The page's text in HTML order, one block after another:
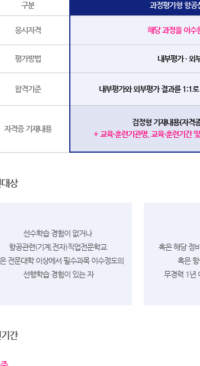
구분 과정평가형 항공
응시자격 해당 과정을 이수
평가방법 내부평가 · 외
합격기준 내부평가와 외부평가 결과를 1:1
자격증 기재내용
검정형 기재내용(자격
+ 교육·훈련기관명, 교육·훈련기간
상
선수학습 경험이 없거나
항공관련(기계,전자)직업전문학교
전문대학 이상에서 필수과목 이수정도의
선행학습 경험이 있는 자
혹은해당 정
혹은
무경력 1년
간